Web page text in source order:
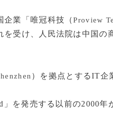
企業「唯冠科技（Proview
受け、人民法院は中国の
）を拠点とするIT企
を発売する以前の2000年